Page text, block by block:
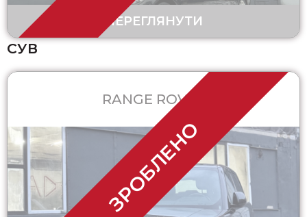
ПЕРЕГЛЯНУТИ
СУВ
ЗРОБЛЕНО
RANGE ROVER